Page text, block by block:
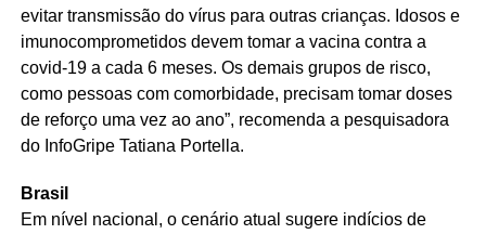
evitar transmissão do vírus para outras crianças. Idosos e
imunocomprometidos devem tomar a vacina contra a
covid-19 a cada 6 meses. Os demais grupos de risco,
como pessoas com comorbidade, precisam tomar doses
de reforço uma vez ao ano”, recomenda a pesquisadora
do InfoGripe Tatiana Portella.
Brasil
Em nível nacional, o cenário atual sugere indícios de